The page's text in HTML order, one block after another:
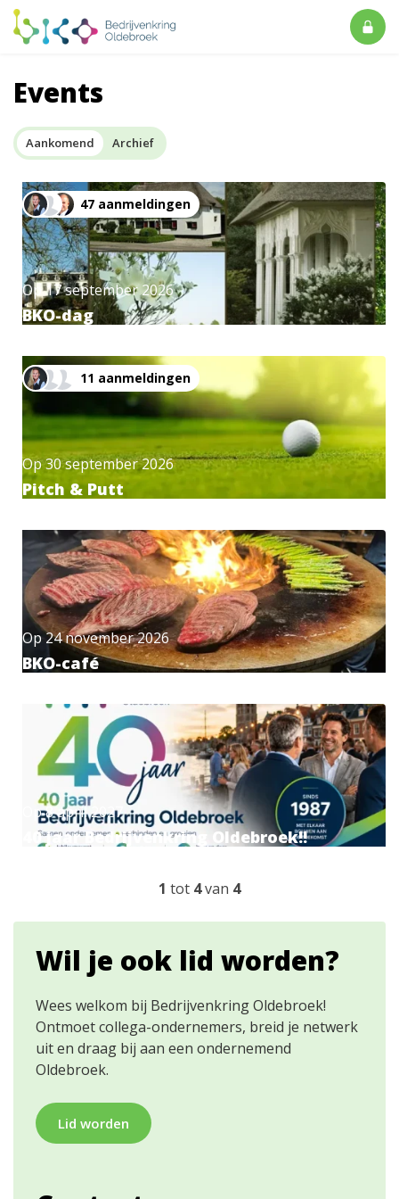
Events
Aankomend Archief
47 aanmeldingen
Op17 september 2026
BKO-dag
11 aanmeldingen
Op30 september 2026
Pitch & Putt
Op24 november 2026
BKO-café
Op8 april 2027
40 jaar Bedrijvenkring Oldebroek!!
1 tot 4van 4
Wil je ook lid worden?
Wees welkom bij Bedrijvenkring Oldebroek!
Ontmoet collega-ondernemers, breid je netwerk
uit en draag bij aan een ondernemend
Oldebroek.
Lid worden